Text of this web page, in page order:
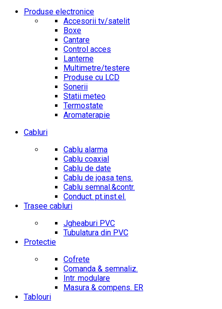
Produse electronice
Accesorii tv/satelit
Boxe
Cantare
Control acces
Lanterne
Multimetre/testere
Produse cu LCD
Sonerii
Statii meteo
Termostate
Aromaterapie
Cabluri
Cablu alarma
Cablu coaxial
Cablu de date
Cablu de joasa tens.
Cablu semnal.&contr.
Conduct. pt.inst.el.
Trasee cabluri
Jgheaburi PVC
Tubulatura din PVC
Protectie
Cofrete
Comanda & semnaliz.
Intr. modulare
Masura & compens. ER
Tablouri